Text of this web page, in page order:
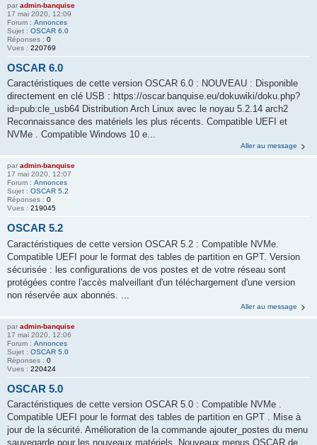
par admin-banquise
17 mai 2020, 12:09
Forum : Annonces
Sujet : OSCAR 6.0
Réponses : 0
Vues : 220769
OSCAR 6.0
Caractéristiques de cette version OSCAR 6.0 : NOUVEAU : Disponible
directement en clé USB : https://oscar.banquise.eu/dokuwiki/doku.php?
id=pub:cle_usb64 Distribution Arch Linux avec le noyau 5.2.14 arch2
Reconnaissance des matériels les plus récents. Compatible UEFI et
NVMe . Compatible Windows 10 e...
Aller au message
par admin-banquise
17 mai 2020, 12:07
Forum : Annonces
Sujet : OSCAR 5.2
Réponses : 0
Vues : 219045
OSCAR 5.2
Caractéristiques de cette version OSCAR 5.2 : Compatible NVMe.
Compatible UEFI pour le format des tables de partition en GPT. Version
sécurisée : les configurations de vos postes et de votre réseau sont
protégées contre l'accès malveillant d'un téléchargement d'une version
non réservée aux abonnés. ...
Aller au message
par admin-banquise
17 mai 2020, 12:06
Forum : Annonces
Sujet : OSCAR 5.0
Réponses : 0
Vues : 220424
OSCAR 5.0
Caractéristiques de cette version OSCAR 5.0 : Compatible NVMe .
Compatible UEFI pour le format des tables de partition en GPT . Mise à
jour de la sécurité. Amélioration de la commande ajouter_postes du menu
sauvegarde pour les nouveaux matériels. Nouveaux menus OSCAR de